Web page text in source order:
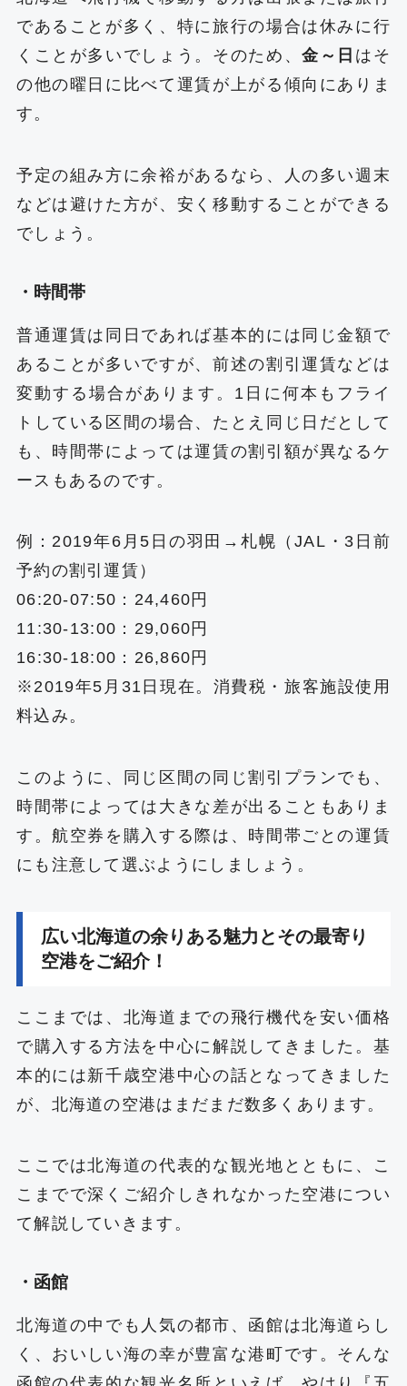
であることが多く、特に旅行の場合は休みに行
くことが多いでしょう。そのため、金～日 はそ
の他の曜日に比べて運賃が上がる傾向にありま
す。
予定の組み方に余裕があるなら、人の多い週末
などは避けた方が、安く移動することができる
でしょう。
・時間帯
普通運賃は同日であれば基本的には同じ金額で
あることが多いですが、前述の割引運賃などは
変動する場合があります。1日に何本もフライ
トしている区間の場合、たとえ同じ日だとして
も、時間帯によっては運賃の割引額が異なるケ
ースもあるのです。
例：2019年6月5日の羽田→札幌（JAL・3日前
予約の割引運賃）
06:20-07:50：24,460円
11:30-13:00：29,060円
16:30-18:00：26,860円
※2019年5月31日現在。消費税・旅客施設使用
料込み。
このように、同じ区間の同じ割引プランでも、
時間帯によっては大きな差が出ることもありま
す。航空券を購入する際は、時間帯ごとの運賃
にも注意して選ぶようにしましょう。
広い北海道の余りある魅力とその最寄り
空港をご紹介！
ここまでは、北海道までの飛行機代を安い価格
で購入する方法を中心に解説してきました。基
本的には新千歳空港中心の話となってきました
が、北海道の空港はまだまだ数多くあります。
ここでは北海道の代表的な観光地とともに、こ
こまでで深くご紹介しきれなかった空港につい
て解説していきます。
・函館
北海道の中でも人気の都市、函館は北海道らし
く、おいしい海の幸が豊富な港町です。そんな